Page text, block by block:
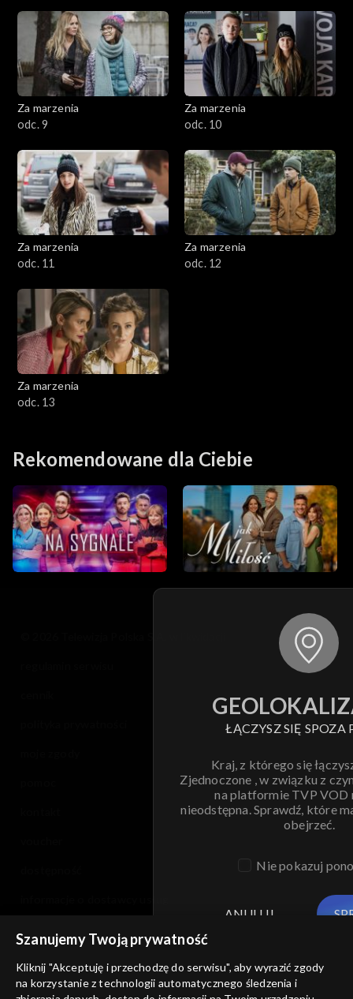
Za marzenia
odc. 9
Za marzenia
odc. 10
Za marzenia
odc. 11
Za marzenia
odc. 12
Za marzenia
odc. 13
Rekomendowane dla Ciebie
ŁĄCZYSZ SIĘ SPOZA
Kraj, z którego się
Zjednoczone , w związku z
na platformie TVP VOD
nieodstępna. Sprawdź, które
obejrzeć.
Nie pokazuj
ANULUJ
Szanujemy Twoją prywatność
Kliknij "Akceptuję i przechodzę do serwisu", aby wyrazić zgody
na korzystanie z technologii automatycznego śledzenia i